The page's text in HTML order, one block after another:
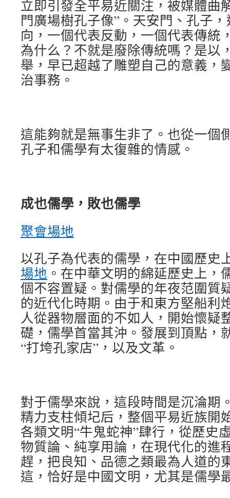
立即引發全平易近關注，被媒體曲
門廣場樹孔子像”。天安門、孔子
向，一個代表反動，一個代表傳統
為什么？不就是廢除傳統嗎？是以
舉，早已超越了雕塑自己的意義，
治事務。
這能夠就是無事生非了。也從一個
孔子和儒學有太復雜的情感。
成也儒學，敗也儒學
聚會場地
以孔子為代表的儒學，在中國歷史
場地 。在中華文明的綿延歷史上，
個不容置疑。對儒學的年夜范圍質
的近代化時期。由于和東方堅船利
人從器物層面的不如人，開始懷疑
礎，儒學首當其沖。發展到頂點，
“打垮孔家店”，以及文革。
對于儒學來說，這段時間是沉淪期
精力支柱傾圮后，整個平易近族開
各類文明“牛鬼蛇神”肆行，從歷史
物質論、純享用論，在現代化的進
趕，把良知、品德之類最為人道的
這，恰好是中國文明，尤其是儒學